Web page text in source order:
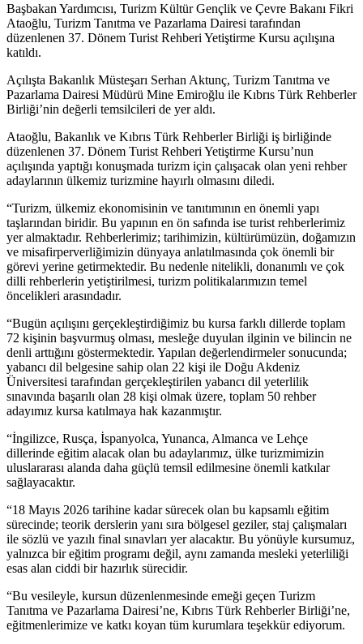
Başbakan Yardımcısı, Turizm Kültür Gençlik ve Çevre Bakanı Fikri
Ataoğlu, Turizm Tanıtma ve Pazarlama Dairesi tarafından
düzenlenen 37. Dönem Turist Rehberi Yetiştirme Kursu açılışına
katıldı.
Açılışta Bakanlık Müsteşarı Serhan Aktunç, Turizm Tanıtma ve
Pazarlama Dairesi Müdürü Mine Emiroğlu ile Kıbrıs Türk Rehberler
Birliği’nin değerli temsilcileri de yer aldı.
Ataoğlu, Bakanlık ve Kıbrıs Türk Rehberler Birliği iş birliğinde
düzenlenen 37. Dönem Turist Rehberi Yetiştirme Kursu’nun
açılışında yaptığı konuşmada turizm için çalışacak olan yeni rehber
adaylarının ülkemiz turizmine hayırlı olmasını diledi.
“Turizm, ülkemiz ekonomisinin ve tanıtımının en önemli yapı
taşlarından biridir. Bu yapının en ön safında ise turist rehberlerimiz
yer almaktadır. Rehberlerimiz; tarihimizin, kültürümüzün, doğamızın
ve misafirperverliğimizin dünyaya anlatılmasında çok önemli bir
görevi yerine getirmektedir. Bu nedenle nitelikli, donanımlı ve çok
dilli rehberlerin yetiştirilmesi, turizm politikalarımızın temel
öncelikleri arasındadır.
“Bugün açılışını gerçekleştirdiğimiz bu kursa farklı dillerde toplam
72 kişinin başvurmuş olması, mesleğe duyulan ilginin ve bilincin ne
denli arttığını göstermektedir. Yapılan değerlendirmeler sonucunda;
yabancı dil belgesine sahip olan 22 kişi ile Doğu Akdeniz
Üniversitesi tarafından gerçekleştirilen yabancı dil yeterlilik
sınavında başarılı olan 28 kişi olmak üzere, toplam 50 rehber
adayımız kursa katılmaya hak kazanmıştır.
“İngilizce, Rusça, İspanyolca, Yunanca, Almanca ve Lehçe
dillerinde eğitim alacak olan bu adaylarımız, ülke turizmimizin
uluslararası alanda daha güçlü temsil edilmesine önemli katkılar
sağlayacaktır.
“18 Mayıs 2026 tarihine kadar sürecek olan bu kapsamlı eğitim
sürecinde; teorik derslerin yanı sıra bölgesel geziler, staj çalışmaları
ile sözlü ve yazılı final sınavları yer alacaktır. Bu yönüyle kursumuz,
yalnızca bir eğitim programı değil, aynı zamanda mesleki yeterliliği
esas alan ciddi bir hazırlık sürecidir.
“Bu vesileyle, kursun düzenlenmesinde emeği geçen Turizm
Tanıtma ve Pazarlama Dairesi’ne, Kıbrıs Türk Rehberler Birliği’ne,
eğitmenlerimize ve katkı koyan tüm kurumlara teşekkür ediyorum.